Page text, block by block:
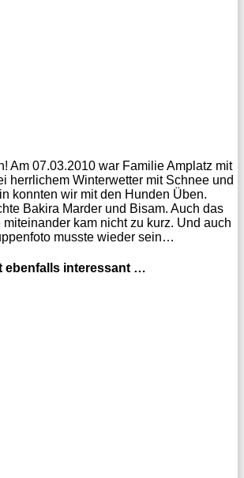
Am 07.03.2010 war Familie Amplatz mit
herrlichem Winterwetter mit Schnee und
konnten wir mit den Hunden Üben.
Bakira Marder und Bisam. Auch das
kam nicht zu kurz. Und auch
musste wieder sein…
ebenfalls interessant …